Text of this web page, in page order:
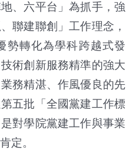
、六平台」為抓手，強
聯建聯創」工作理念，
勢轉化為學科跨越式發
術創新服務精準的強大
務精湛、作風優良的先
五批「全國黨建工作標
對學院黨建工作與事業
定。